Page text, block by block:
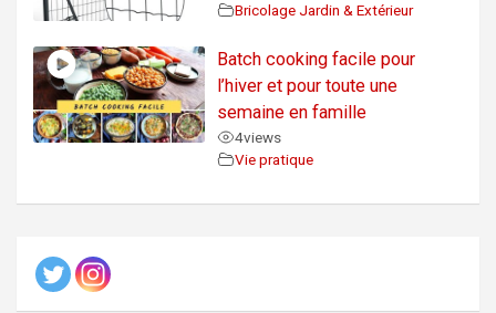
Bricolage Jardin & Extérieur
Batch cooking facile pour
l’hiver et pour toute une
semaine en famille
4views
Vie pratique